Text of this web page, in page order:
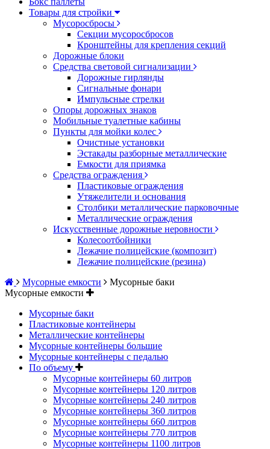
Товары для стройки
Мусоросбросы
Секции мусоросбросов
Кронштейны для крепления секций
Дорожные блоки
Средства световой сигнализации
Дорожные гирлянды
Сигнальные фонари
Импульсные стрелки
Опоры дорожных знаков
Мобильные туалетные кабины
Пункты для мойки колес
Очистные установки
Эстакады разборные металлические
Емкости для приямка
Средства ограждения
Пластиковые ограждения
Утяжелители и основания
Столбики металлические парковочные
Металлические ограждения
Искусственные дорожные неровности
Колесоотбойники
Лежачие полицейские (композит)
Лежачие полицейские (резина)
Мусорные емкости
Мусорные баки
Мусорные емкости
Мусорные баки
Пластиковые контейнеры
Металлические контейнеры
Мусорные контейнеры большие
Мусорные контейнеры с педалью
По объему
Мусорные контейнеры 60 литров
Мусорные контейнеры 120 литров
Мусорные контейнеры 240 литров
Мусорные контейнеры 360 литров
Мусорные контейнеры 660 литров
Мусорные контейнеры 770 литров
Мусорные контейнеры 1100 литров